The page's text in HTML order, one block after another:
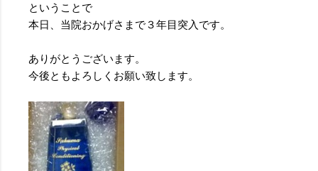
ということで
本日、当院おかげさまで３年目突入です。
ありがとうございます。
今後ともよろしくお願い致します。